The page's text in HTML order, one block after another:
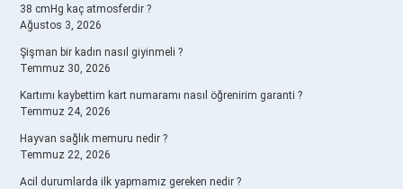
38 cmHg kaç atmosferdir ?
Ağustos 3, 2026
Şişman bir kadın nasıl giyinmeli ?
Temmuz 30, 2026
Kartımı kaybettim kart numaramı nasıl öğrenirim garanti ?
Temmuz 24, 2026
Hayvan sağlık memuru nedir ?
Temmuz 22, 2026
Acil durumlarda ilk yapmamız gereken nedir ?